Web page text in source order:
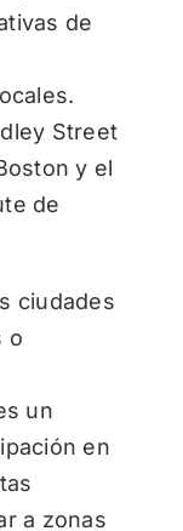
de
Street
y el
de
ciudades
o
un
en
a zonas